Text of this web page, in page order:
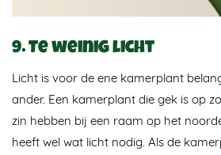
9. Te weinig licht
Licht is voor de ene kamerplant
ander. Een kamerplant die gek is op
zin hebben bij een raam op het
heeft wel wat licht nodig. Als de